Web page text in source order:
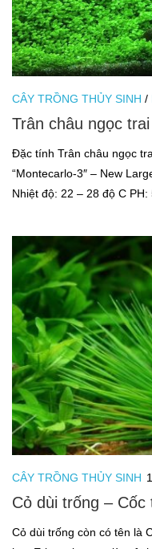
CÂY TRỒNG THỦY SINH /
Trân châu ngọc trai
Đặc tính Trân châu ngọc
“Montecarlo-3″ – New
Nhiệt độ: 22 – 28 độ C
CÂY TRỒNG THỦY SINH
Cỏ dùi trống – Cốc
Cỏ dùi trống còn có tên là